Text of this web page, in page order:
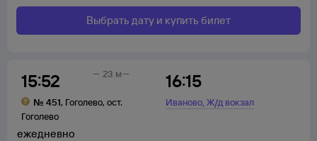
Выбрать дату и купить билет
15:52
№ 451, Гоголево, ост.
Гоголево
16:15
Иваново,Ж/д вокзал
23 м
ежедневно